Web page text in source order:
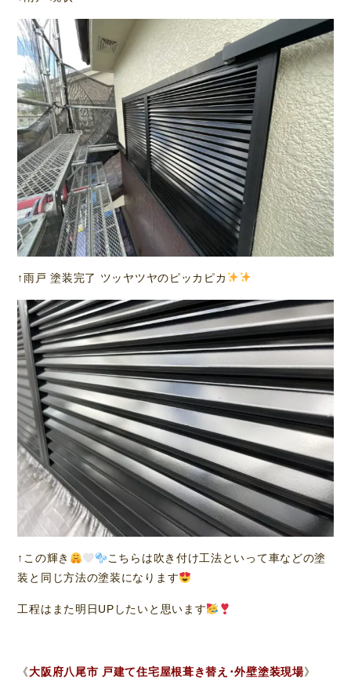
↑雨戸 塗装完了 ツッヤツヤのピッカピカ
↑この輝き
こちらは吹き付け工法といって車などの塗
装と同じ方法の塗装になります
工程はまた明日UPしたいと思います
《大阪府八尾市 戸建て住宅屋根葺き替え･外壁塗装現場》